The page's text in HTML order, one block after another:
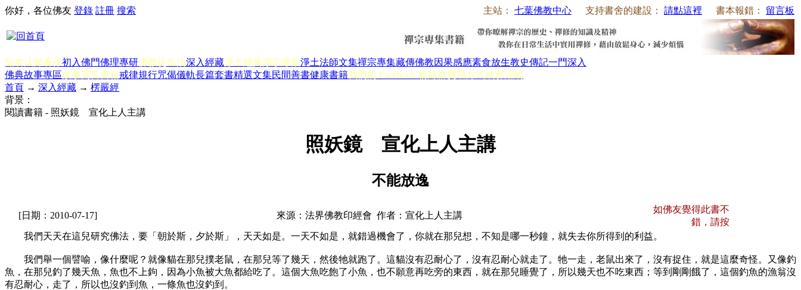
主站： 七葉佛教中心 支持書舍的建設： 請點這裡 書本報錯： 留言板
你好，各位佛友 登錄 註冊 搜索
知名法師著作初入佛門佛理專研佛教徒生活深入經藏淨土經典淨宗專集淨土法師文集禪宗專集藏傳佛教因果感應素食放生教史傳記一門深入
佛典故事專區故事寓言書籍戒律規行咒偈儀軌長篇套書精選文集民間善書健康書籍我們的 Facebook 粉絲群贊助方式戒邪淫網
首頁 → 深入經藏 → 楞嚴經
背景：
閱讀書籍 - 照妖鏡 宣化上人主講
照妖鏡 宣化上人主講
不能放逸
[日期：2010-07-17] 來源：法界佛教印經會 作者：宣化上人主講
如佛友覺得此書不
錯，請按
我們天天在這兒研究佛法，要「朝於斯，夕於斯」，天天如是。一天不如是，就錯過機會了，你就在那兒想，不知是哪一秒鐘，就失去你所得到的利益。
我們舉一個譬喻，像什麼呢？就像貓在那兒撲老鼠，在那兒等了幾天，然後牠就跑了。這貓沒有忍耐心了，沒有忍耐心就走了。牠一走，老鼠出來了，沒有捉住，就是這麼奇怪。又像釣
魚，在那兒釣了幾天魚，魚也不上鉤，因為小魚被大魚都給吃了。這個大魚吃飽了小魚，也不願意再吃旁的東西，就在那兒睡覺了，所以幾天也不吃東西；等到剛剛餓了，這個釣魚的漁翁沒
有忍耐心，走了，所以也沒釣到魚，一條魚也沒釣到。